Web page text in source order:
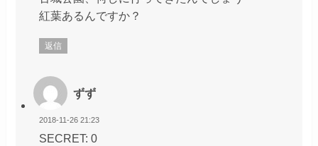
紅葉あるんですか？
返信
ずず
2018-11-26 21:23
SECRET: 0